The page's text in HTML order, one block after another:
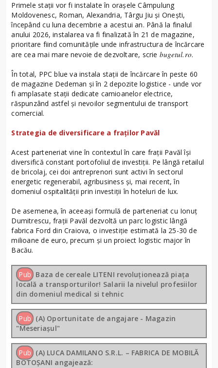
Primele stații vor fi instalate în orașele Câmpulung
Moldovenesc, Roman, Alexandria, Târgu Jiu și Onești,
începând cu luna decembrie a acestui an. Până la finalul
anului 2026, instalarea va fi finalizată în 21 de magazine,
prioritare fiind comunitățile unde infrastructura de încărcare
are cea mai mare nevoie de dezvoltare, scrie bugetul.ro.
În total, PPC blue va instala stații de încărcare în peste 60
de magazine Dedeman și în 2 depozite logistice - unde vor
fi amplasate stații dedicate camioanelor electrice,
răspunzând astfel și nevoilor segmentului de transport
comercial.
Strategia de diversificare a fraților Pavăl
Acest parteneriat vine în contextul în care frații Pavăl își
diversifică constant portofoliul de investiții. Pe lângă retailul
de bricolaj, cei doi antreprenori sunt activi în sectorul
energetic regenerabil, agribusiness și, mai recent, în
domeniul ospitalității prin investiții în hoteluri de lux.
De asemenea, în aceeași formulă de parteneriat cu Ionuț
Dumitrescu, frații Pavăl dezvoltă un parc logistic lângă
fabrica Ford din Craiova, o investiție estimată la 25-30 de
milioane de euro, precum și un proiect logistic major în
Bacău.
Pub Baza de cereale LITENI revoluționează piața
locală a transporturilor! Salarii la nivelul profesiilor
din domeniul medical si tehnic
Pub (A) Oportunitate de angajare - Magazin
"Meseriașul"
Pub (A) LUCA DAMILANO S.R.L. – FABRICA DE MOBILĂ
BOTOȘANI angajează: